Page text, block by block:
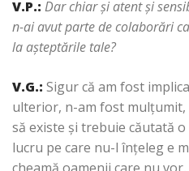
V.P.: Dar chiar şi atent şi
n-ai avut parte de colaborări
la aşteptările tale?
V.G.: Sigur că am fost
ulterior, n-am fost mulţumit,
să existe şi trebuie căutată
lucru pe care nu-l înţeleg e